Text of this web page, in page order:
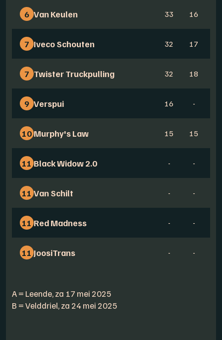
6 Van Keulen 33 16
7 Iveco Schouten 32 17
7 Twister Truckpulling 32 18
9 Verspui 16 -
10 Murphy's Law 15 15
11 Black Widow 2.0 - -
11 Van Schilt - -
11 Red Madness - -
11 JoosiTrans - -
A = Leende, za 17 mei 2025
B = Velddriel, za 24 mei 2025